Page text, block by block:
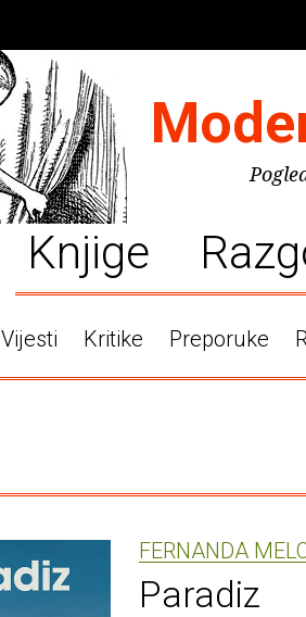
Knjige
Vijesti Kritike Preporuke
FERNANDA
Paradiz